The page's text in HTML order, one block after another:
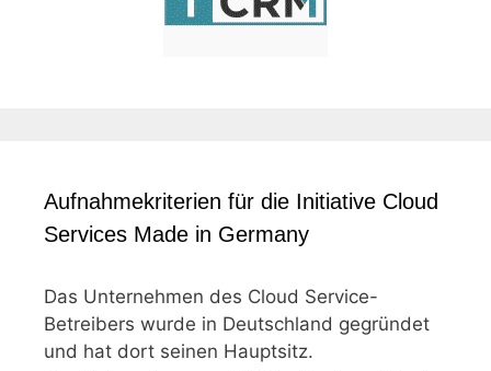
Aufnahmekriterien für die Initiative Cloud
Services Made in Germany
Das Unternehmen des Cloud Service-
Betreibers wurde in Deutschland gegründet
und hat dort seinen Hauptsitz.